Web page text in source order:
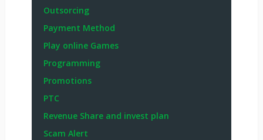
Outsorcing
Payment Method
Play online Games
Programming
Promotions
PTC
Revenue Share and invest plan
Scam Alert